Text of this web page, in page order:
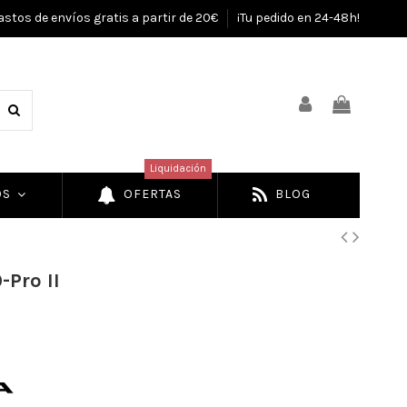
de envíos gratis a partir de 20€ ¡Tu pedido en 24-48h!
OFERTAS
Liquidación
BLOG
Pro II